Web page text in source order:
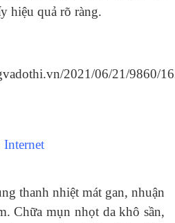
hiệu quả rõ ràng.
nhiệt mát gan, nhuận
Chữa mụn nhọt da khô sần,